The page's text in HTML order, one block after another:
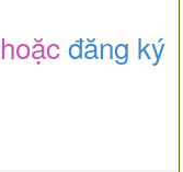
hoặcđăng ký